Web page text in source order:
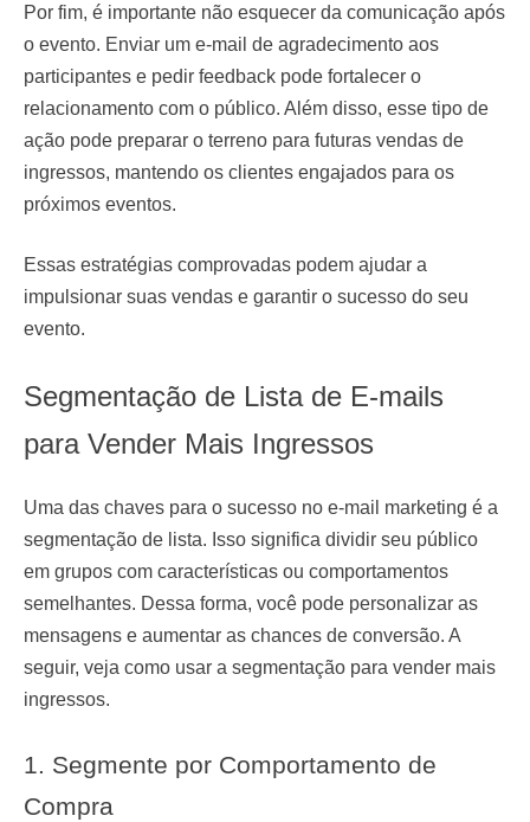
Por fim, é importante não esquecer da comunicação após
o evento. Enviar um e-mail de agradecimento aos
participantes e pedir feedback pode fortalecer o
relacionamento com o público. Além disso, esse tipo de
ação pode preparar o terreno para futuras vendas de
ingressos, mantendo os clientes engajados para os
próximos eventos.
Essas estratégias comprovadas podem ajudar a
impulsionar suas vendas e garantir o sucesso do seu
evento.
Segmentação de Lista de E-mails
para Vender Mais Ingressos
Uma das chaves para o sucesso no e-mail marketing é a
segmentação de lista. Isso significa dividir seu público
em grupos com características ou comportamentos
semelhantes. Dessa forma, você pode personalizar as
mensagens e aumentar as chances de conversão. A
seguir, veja como usar a segmentação para vender mais
ingressos.
1. Segmente por Comportamento de
Compra